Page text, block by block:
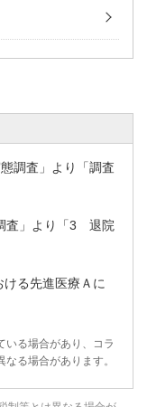
調査」より「調査
査」より「3 退院
る先進医療Ａに
いる場合があり、コラ
なる場合があります。